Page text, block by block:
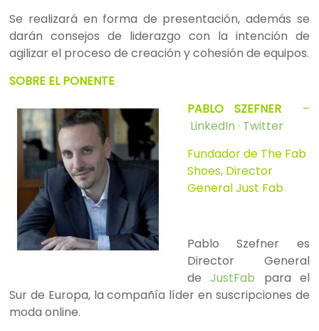
Se realizará en forma de presentación, además se
darán consejos de liderazgo con la intención de
agilizar el proceso de creación y cohesión de equipos.
SOBRE EL PONENTE
PABLO SZEFNER
–
LinkedIn · Twitter
Fundador de The Fab
Shoes, Director
General Just Fab
Pablo Szefner es
Director General
deJustFab para el
Sur de Europa, la compañía líder en suscripciones de
moda online.